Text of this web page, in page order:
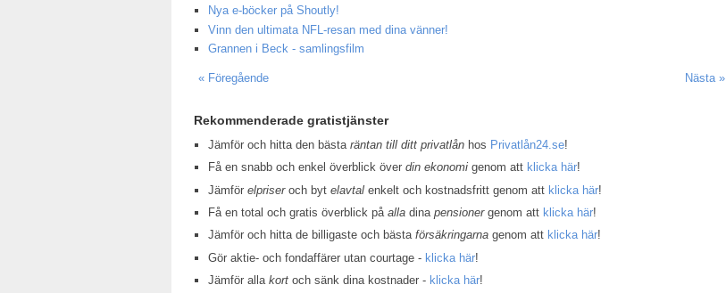
Nya e-böcker på Shoutly!
Vinn den ultimata NFL-resan med dina vänner!
Grannen i Beck - samlingsfilm
« Föregående Nästa »
Rekommenderade gratistjänster
Jämför och hitta den bästaräntan till ditt privatlån hos Privatlån24.se!
Få en snabb och enkel överblick överdin ekonomi genom att klicka här!
Jämförelpriseroch bytelavtal enkelt och kostnadsfritt genom att klicka här!
Få en total och gratis överblick påalla dinapensionergenom att klicka här!
Jämför och hitta de billigaste och bästaförsäkringarna genom att klicka här!
Gör aktie- och fondaffärer utan courtage - klicka här!
Jämför allakort och sänk dina kostnader - klicka här!